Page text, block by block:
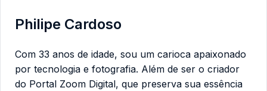
Philipe Cardoso
Com 33 anos de idade, sou um carioca apaixonado
por tecnologia e fotografia. Além de ser o criador
do Portal Zoom Digital, que preserva sua essência